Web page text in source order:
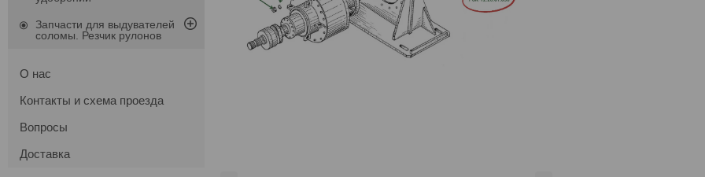
Запчасти для выдувателей
соломы. Резчик рулонов
О нас
Контакты и схема проезда
Вопросы
Доставка